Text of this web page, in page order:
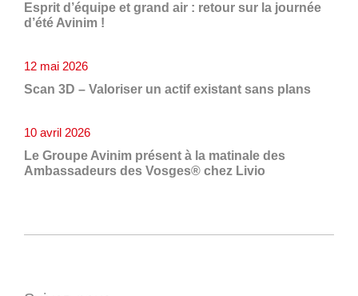
Esprit d’équipe et grand air : retour sur la journée
d’été Avinim !
Scan 3D – Valoriser un actif existant sans plans
12 mai 2026
Le Groupe Avinim présent à la matinale des
Ambassadeurs des Vosges® chez Livio
10 avril 2026